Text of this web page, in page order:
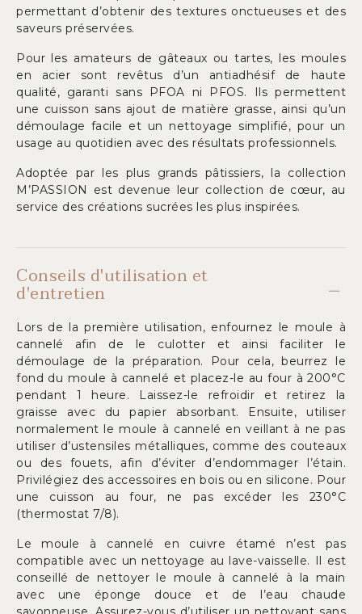
permettant d’obtenir des textures onctueuses et des
saveurs préservées.
Pour les amateurs de gâteaux ou tartes, les moules
en acier sont revêtus d’un antiadhésif de haute
qualité, garanti sans PFOA ni PFOS. Ils permettent
une cuisson sans ajout de matière grasse, ainsi qu’un
démoulage facile et un nettoyage simplifié, pour un
usage au quotidien avec des résultats professionnels.
Adoptée par les plus grands pâtissiers, la collection
M’PASSION est devenue leur collection de cœur, au
service des créations sucrées les plus inspirées.
Conseils d'utilisation et
d'entretien
Lors de la première utilisation, enfournez le moule à
cannelé afin de le culotter et ainsi faciliter le
démoulage de la préparation. Pour cela, beurrez le
fond du moule à cannelé et placez-le au four à 200°C
pendant 1 heure. Laissez-le refroidir et retirez la
graisse avec du papier absorbant. Ensuite, utiliser
normalement le moule à cannelé en veillant à ne pas
utiliser d’ustensiles métalliques, comme des couteaux
ou des fouets, afin d’éviter d’endommager l’étain.
Privilégiez des accessoires en bois ou en silicone. Pour
une cuisson au four, ne pas excéder les 230°C
(thermostat 7/8).
Le moule à cannelé en cuivre étamé n’est pas
compatible avec un nettoyage au lave-vaisselle. Il est
conseillé de nettoyer le moule à cannelé à la main
avec une éponge douce et de l’eau chaude